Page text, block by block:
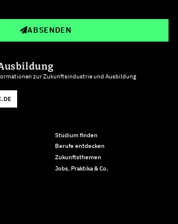
ABSENDEN
zur Zukunftsindustrie und Ausbildung
Studium finden
Berufe entdecken
Zukunftsthemen
Jobs, Praktika & Co.